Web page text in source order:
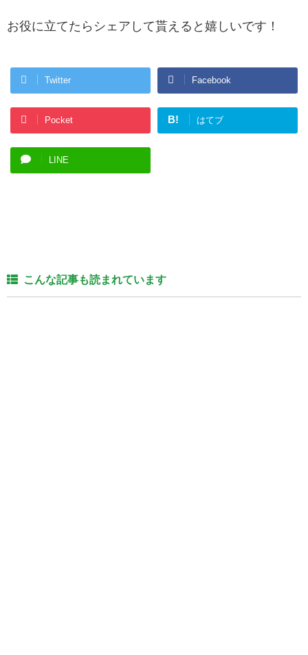
お役に立てたらシェアして貰えると嬉しいです！
Twitter Facebook
Pocket B! はてブ
LINE
こんな記事も読まれています